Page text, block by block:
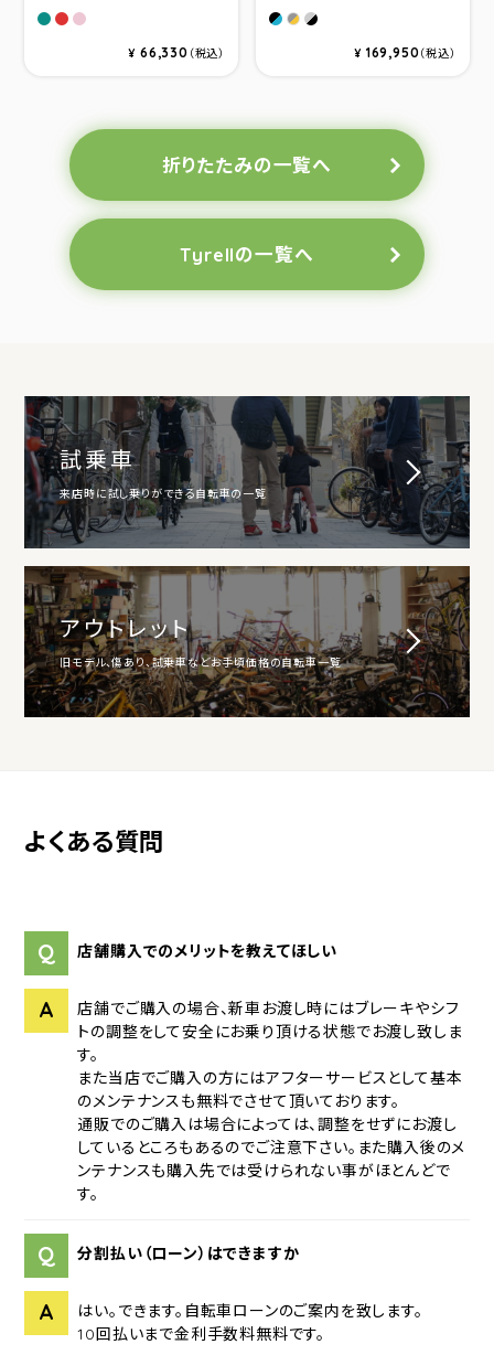
Matt Grayish Green
Matt Terrcotta
Pink Puff
¥ 66,330 （税込）
Ocean Blue
Sunset Orange
Ice Breeze
¥ 169,950（税込）
折りたたみの一覧へ
Tyrellの一覧へ
試乗車
来店時に試し乗りができる自転車の一覧
アウトレット
旧モデル、傷あり、試乗車などお手頃価格の自転車一覧
よくある質問
Q 店舗購入でのメリットを教えてほしい
A
店舗でご購入の場合、新車お渡し時にはブレーキやシフ
トの調整をして安全にお乗り頂ける状態でお渡し致しま
す。
また当店でご購入の方にはアフターサービスとして基本
のメンテナンスも無料でさせて頂いております。
通販でのご購入は場合によっては、調整をせずにお渡し
しているところもあるのでご注意下さい。また購入後のメ
ンテナンスも購入先では受けられない事がほとんどで
す。
Q 分割払い（ローン）はできますか
A
はい。できます。自転車ローンのご案内を致します。
10回払いまで金利手数料無料です。